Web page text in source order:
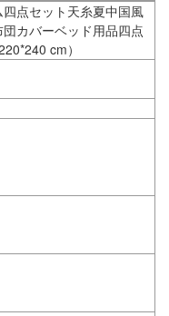
点セット天糸夏中国風
カバーベッド用品四点
cm）